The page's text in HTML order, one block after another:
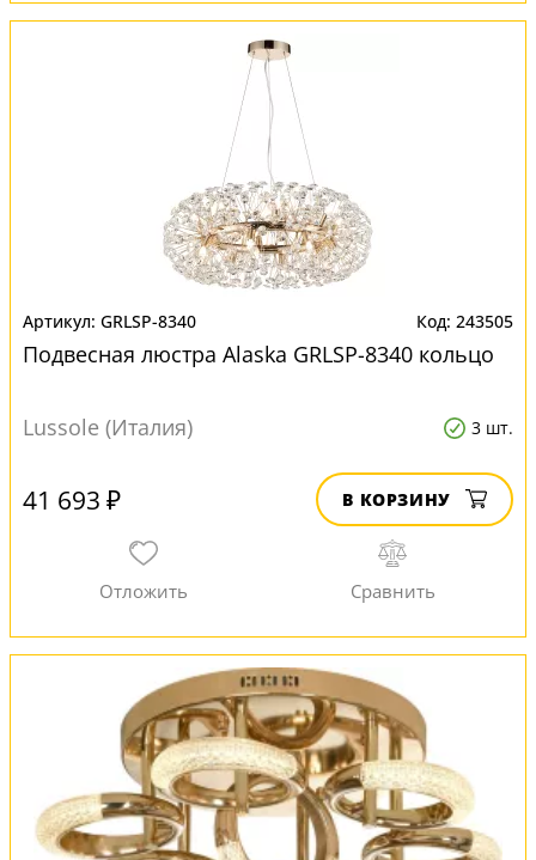
GRLSP-8340 243505
Подвесная люстра Alaska GRLSP-8340 кольцо
Lussole (Италия) 3 шт.
41 693 ₽ В КОРЗИНУ